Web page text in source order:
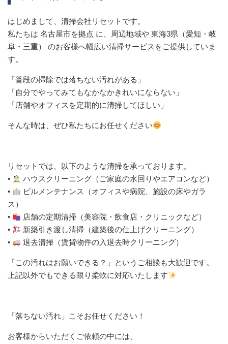
はじめまして、清掃会社リセットです。
私たちは 名古屋市を拠点 に、周辺地域や 東海3県（愛知・岐
阜・三重） のお客様へ幅広い清掃サービスをご提供していま
す。
「普段の掃除では落ちない汚れがある」
「自分でやってみてもなかなかきれいにならない」
「店舗やオフィスを定期的に清掃してほしい」
そんな時は、ぜひ私たちにお任せください
リセットでは、以下のような清掃を承っております。
•
ハウスクリーニング（ご家庭の水回りやエアコンなど）
•
ビルメンテナンス（オフィスや病院、施設の床やガラ
ス）
•
店舗の定期清掃（美容院・飲食店・クリニックなど）
•
新築引き渡し清掃（建築後の仕上げクリーニング）
•
退去清掃（賃貸物件の入退去時クリーニング）
「この汚れはお願いできる？」というご相談も大歓迎です。
上記以外でもできる限り柔軟に対応いたします
「落ちない汚れ」こそお任せください！
お客様からいただくご依頼の中には、